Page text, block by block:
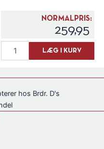
NORMALPRIS:
259,95
antal
LÆG I KURV